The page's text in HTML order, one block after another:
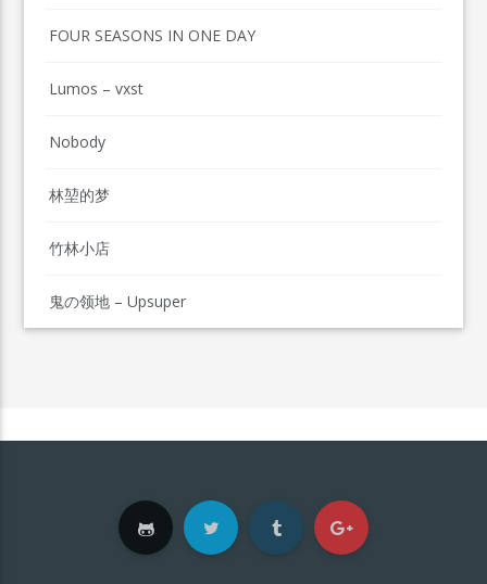
FOUR SEASONS IN ONE DAY
Lumos – vxst
Nobody
林堃的梦
竹林小店
鬼の领地 – Upsuper